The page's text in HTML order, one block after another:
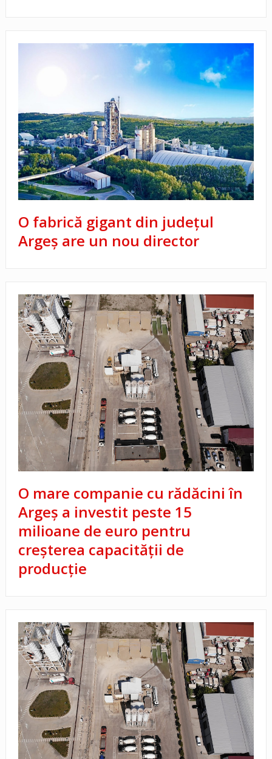
O fabrică gigant din județul
Argeș are un nou director
O mare companie cu rădăcini în
Argeș a investit peste 15
milioane de euro pentru
creșterea capacității de
producție